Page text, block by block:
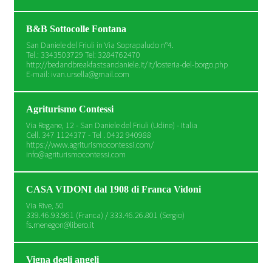
B&B Sottocolle Fontana
San Daniele del Friuli in Via Soprapaludo n°4.
Tel.: 3343503729 Tel: 3284762470
http://bedandbreakfastsandaniele.it/it/losteria-del-borgo.php
E-mail: ivan.ursella@gmail.com
Agriturismo Contessi
Via Regane, 12 - San Daniele del Friuli (Udine) - Italia
Cell. 347 1124377 - Tel . 0432 940988
https://www.agriturismocontessi.com/
info@agriturismocontessi.com
CASA VIDONI dal 1908 di Franca Vidoni
Via Rive, 50
339.46.93.961 (Franca) / 333.46.26.801 (Sergio)
fs.menegon@libero.it
Vigna degli angeli